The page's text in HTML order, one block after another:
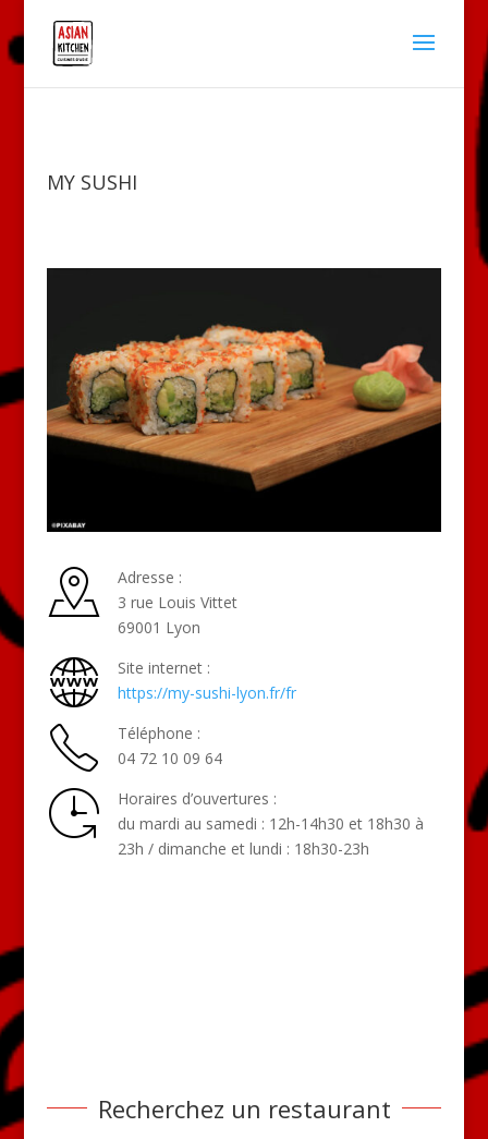
MY SUSHI
Adresse :
3 rue Louis Vittet
69001 Lyon
Site internet :
https://my-sushi-lyon.fr/fr
Téléphone :
04 72 10 09 64
Horaires d’ouvertures :
du mardi au samedi : 12h-14h30 et 18h30 à
23h / dimanche et lundi : 18h30-23h
Recherchez un restaurant